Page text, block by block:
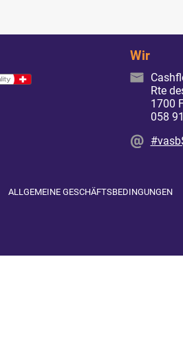
Wir
Rte
1700
058
ALLGEMEINE GESCHÄFTSBEDINGUNGEN